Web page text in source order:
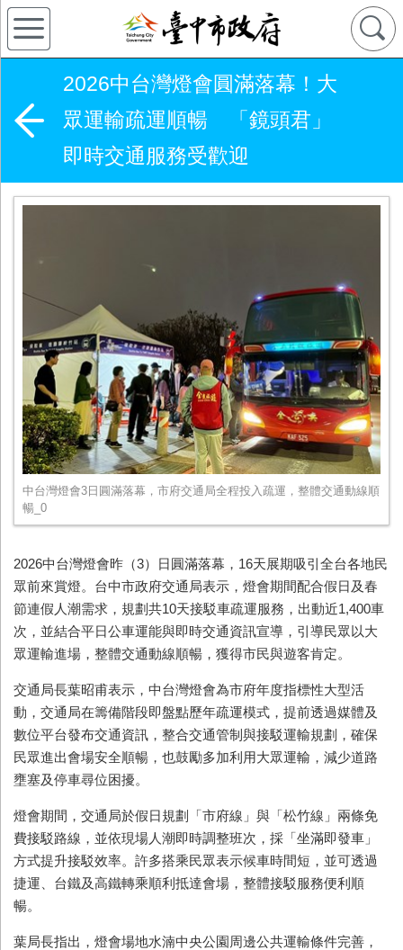
2026中台灣燈會圓滿落幕！大
眾運輸疏運順暢 「鏡頭君」
即時交通服務受歡迎
中台灣燈會3日圓滿落幕，市府交通局全程投入疏運，整體交通動線順
暢_0
2026中台灣燈會昨（3）日圓滿落幕，16天展期吸引全台各地民
眾前來賞燈。台中市政府交通局表示，燈會期間配合假日及春
節連假人潮需求，規劃共10天接駁車疏運服務，出動近1,400車
次，並結合平日公車運能與即時交通資訊宣導，引導民眾以大
眾運輸進場，整體交通動線順暢，獲得市民與遊客肯定。
交通局長葉昭甫表示，中台灣燈會為市府年度指標性大型活
動，交通局在籌備階段即盤點歷年疏運模式，提前透過媒體及
數位平台發布交通資訊，整合交通管制與接駁運輸規劃，確保
民眾進出會場安全順暢，也鼓勵多加利用大眾運輸，減少道路
壅塞及停車尋位困擾。
燈會期間，交通局於假日規劃「市府線」與「松竹線」兩條免
費接駁路線，並依現場人潮即時調整班次，採「坐滿即發車」
方式提升接駁效率。許多搭乘民眾表示候車時間短，並可透過
捷運、台鐵及高鐵轉乘順利抵達會場，整體接駁服務便利順
暢。
葉局長指出，燈會場地水湳中央公園周邊公共運輸條件完善，